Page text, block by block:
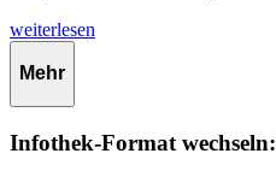
weiterlesen
Mehr
Infothek-Format wechseln: